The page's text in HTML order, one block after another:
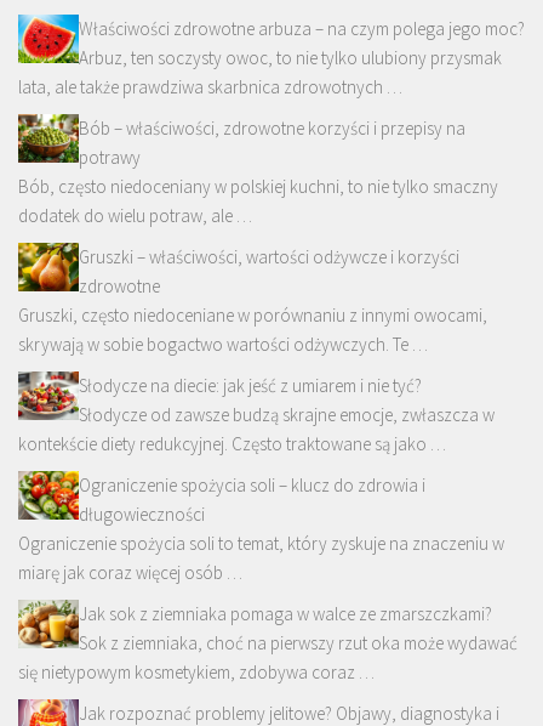
Właściwości zdrowotne arbuza – na czym polega jego moc?
Arbuz, ten soczysty owoc, to nie tylko ulubiony przysmak
lata, ale także prawdziwa skarbnica zdrowotnych …
Bób – właściwości, zdrowotne korzyści i przepisy na
potrawy
Bób, często niedoceniany w polskiej kuchni, to nie tylko smaczny
dodatek do wielu potraw, ale …
Gruszki – właściwości, wartości odżywcze i korzyści
zdrowotne
Gruszki, często niedoceniane w porównaniu z innymi owocami,
skrywają w sobie bogactwo wartości odżywczych. Te …
Słodycze na diecie: jak jeść z umiarem i nie tyć?
Słodycze od zawsze budzą skrajne emocje, zwłaszcza w
kontekście diety redukcyjnej. Często traktowane są jako …
Ograniczenie spożycia soli – klucz do zdrowia i
długowieczności
Ograniczenie spożycia soli to temat, który zyskuje na znaczeniu w
miarę jak coraz więcej osób …
Jak sok z ziemniaka pomaga w walce ze zmarszczkami?
Sok z ziemniaka, choć na pierwszy rzut oka może wydawać
się nietypowym kosmetykiem, zdobywa coraz …
Jak rozpoznać problemy jelitowe? Objawy, diagnostyka i